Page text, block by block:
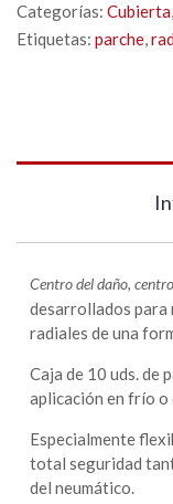
Categorías: Cubierta,
Etiquetas: parche,
Centro del daño,
desarrollados para
radiales de una
Caja de 10 uds. de
aplicación en frío o
Especialmente
total seguridad
del neumático.